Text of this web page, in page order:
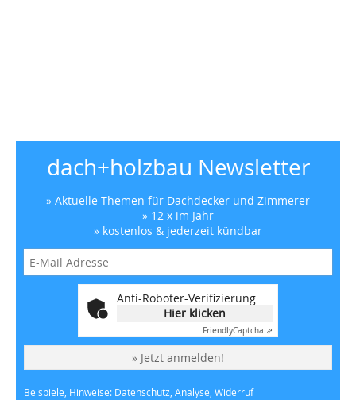
dach+holzbau Newsletter
» Aktuelle Themen für Dachdecker und Zimmerer
» 12 x im Jahr
» kostenlos & jederzeit kündbar
Anti-Roboter-Verifizierung
Hier klicken
FriendlyCaptcha ⇗
» Jetzt anmelden!
Beispiele, Hinweise: Datenschutz, Analyse, Widerruf